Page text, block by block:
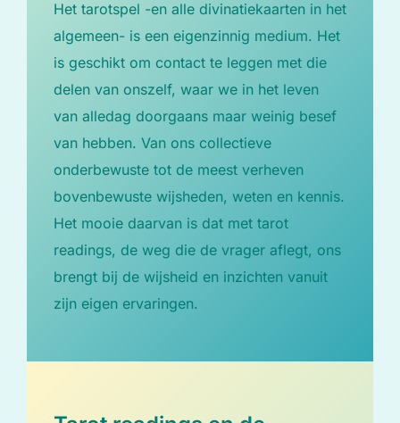
Het tarotspel -en alle divinatiekaarten in het
algemeen- is een eigenzinnig medium. Het
is geschikt om contact te leggen met die
delen van onszelf, waar we in het leven
van alledag doorgaans maar weinig besef
van hebben. Van ons collectieve
onderbewuste tot de meest verheven
bovenbewuste wijsheden, weten en kennis.
Het mooie daarvan is dat met tarot
readings, de weg die de vrager aflegt, ons
brengt bij de wijsheid en inzichten vanuit
zijn eigen ervaringen.